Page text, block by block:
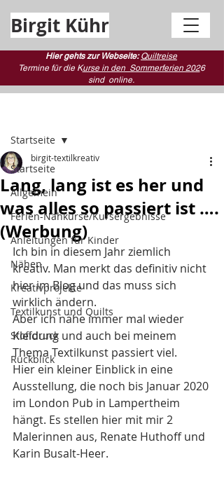
Birgit Kühr
Hier gehts zur Webseite:Quiltreise
Termine für die Kurse in den Sommerferien 2026
sind online.
Startseite
Allgemein
Ferien-Nähkurse/Kursergebnisse
Anleitungen für Kinder
Nähen
Kreativprojekte
Textilkunst und Quilts
Stoffdruck
Rückblick
Startseite
Lang, lang ist es her und
was alles so passiert ist ….
(Werbung)
birgit-textilkreativ
Ich bin in diesem Jahr ziemlich
kreativ. Man merkt das definitiv nicht
hier im Blog und das muss sich
wirklich ändern.
Aber ich nähe immer mal wieder
Kleidung und auch bei meinem
Thema Textilkunst passiert viel.
Hier ein kleiner Einblick in eine
Ausstellung, die noch bis Januar 2020
im London Pub in Lampertheim
hängt. Es stellen hier mit mir 2
Malerinnen aus, Renate Huthoff und
Karin Busalt-Heer.